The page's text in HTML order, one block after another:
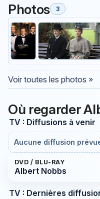
Photos 3
Voir toutes les photos »
Où regarder
TV : Diffusions à venir
Aucune diffusion
DVD / BLU-RAY
Albert Nobbs
TV : Dernières